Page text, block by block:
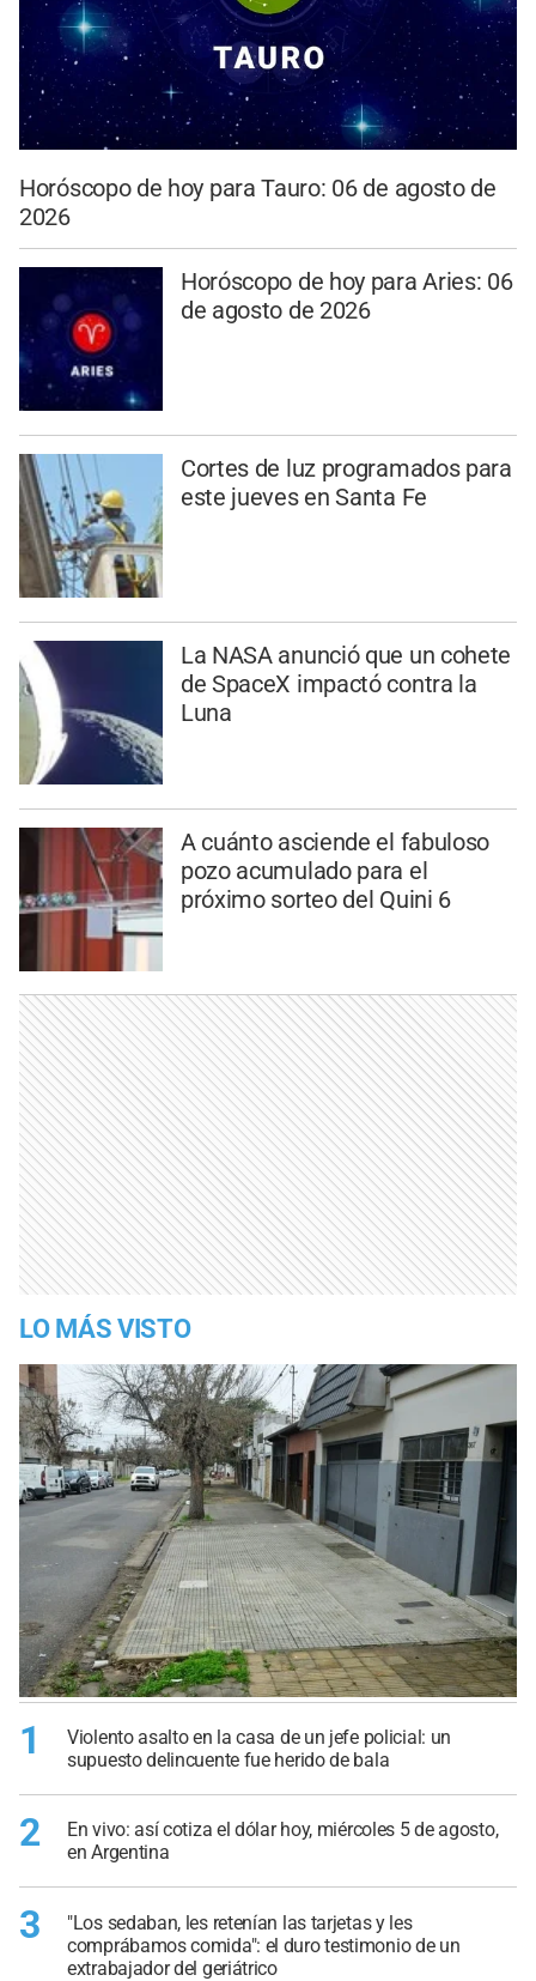
Horóscopo de hoy para Tauro: 06 de agosto de
2026
Horóscopo de hoy para Aries: 06
de agosto de 2026
Cortes de luz programados para
este jueves en Santa Fe
La NASA anunció que un cohete
de SpaceX impactó contra la
Luna
A cuánto asciende el fabuloso
pozo acumulado para el
próximo sorteo del Quini 6
LO MÁS VISTO
1
Violento asalto en la casa de un jefe policial: un
supuesto delincuente fue herido de bala
2
En vivo: así cotiza el dólar hoy, miércoles 5 de agosto,
en Argentina
3
"Los sedaban, les retenían las tarjetas y les
comprábamos comida": el duro testimonio de un
extrabajador del geriátrico